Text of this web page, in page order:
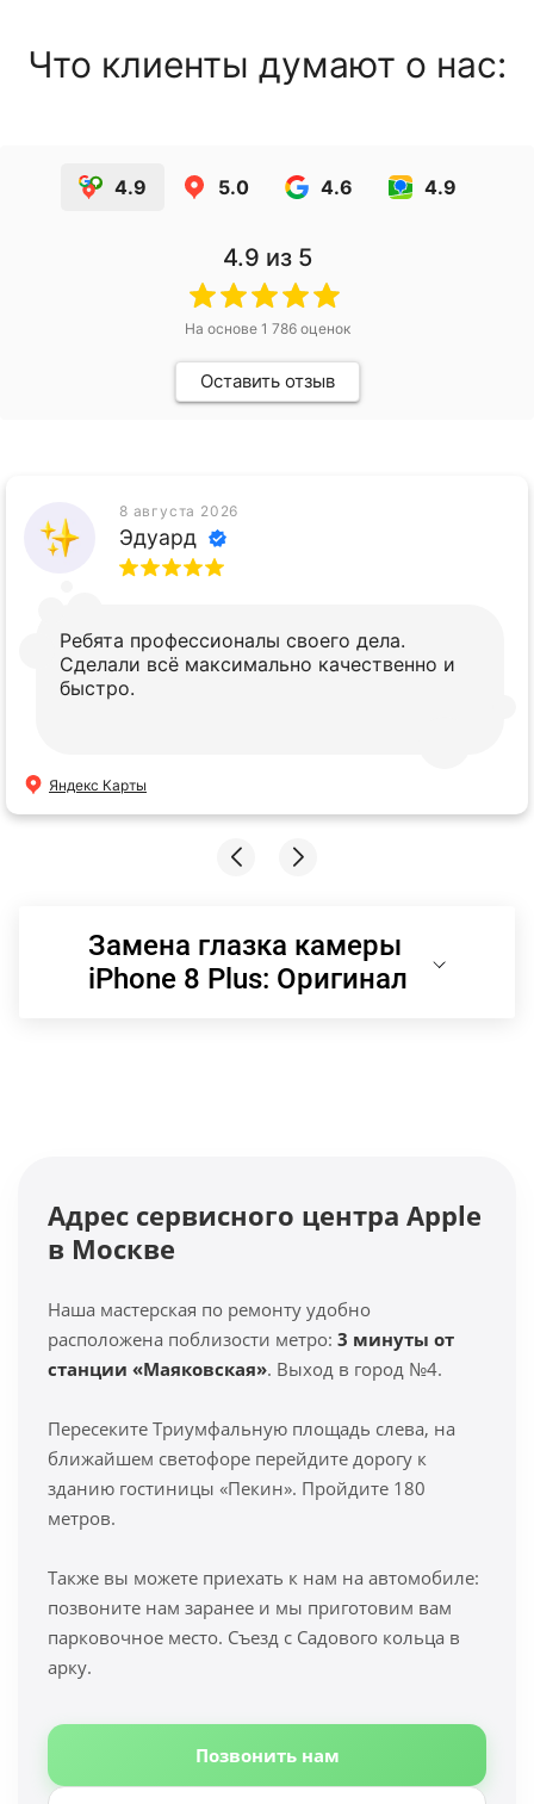
Что клиенты думают о нас:
4.9 5.0 4.6 4.9
4.9 из 5
На основе 1 786оценок
Оставить отзыв
8 августа 2026
Эдуард
Ребята профессионалы своего дела.
Сделали всё максимально качественно и
быстро.
Яндекс Карты
Замена глазка камеры
iPhone 8 Plus: Оригинал
Адрес сервисного центра Apple
в Москве
Наша мастерская по ремонту удобно
расположена поблизости метро: 3 минуты от
станции «Маяковская». Выход в город №4.
Пересеките Триумфальную площадь слева, на
ближайшем светофоре перейдите дорогу к
зданию гостиницы «Пекин». Пройдите 180
метров.
Также вы можете приехать к нам на автомобиле:
позвоните нам заранее и мы приготовим вам
парковочное место. Съезд с Садового кольца в
арку.
Позвонить нам